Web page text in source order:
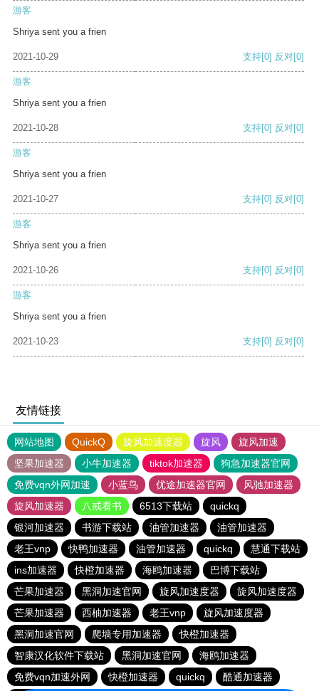
游客
Shriya sent you a frien
2021-10-29 支持[0] 反对[0]
游客
Shriya sent you a frien
2021-10-28 支持[0] 反对[0]
游客
Shriya sent you a frien
2021-10-27 支持[0] 反对[0]
游客
Shriya sent you a frien
2021-10-26 支持[0] 反对[0]
游客
Shriya sent you a frien
2021-10-23 支持[0] 反对[0]
友情链接
网站地图 QuickQ 旋风加速度器 旋风
旋风加速
坚果加速器
小牛加速器 tiktok加速器
狗急加速器官网
免费vqn外网加速
小蓝鸟 优途加速器官网
风驰加速器
旋风加速器
八戒看书 6513下载站
quickq
银河加速器
书游下载站 油管加速器
油管加速器
老王vnp
快鸭加速器 油管加速器 quickq
慧通下载站
ins加速器
快橙加速器 海鸥加速器
巴博下载站
芒果加速器
黑洞加速官网 旋风加速度器
旋风加速度器
芒果加速器
西柚加速器 老王vnp
旋风加速度器
黑洞加速官网
爬墙专用加速器
快橙加速器
智康汉化软件下载站
黑洞加速官网
海鸥加速器
免费vqn加速外网
快橙加速器 quickq 酷通加速器